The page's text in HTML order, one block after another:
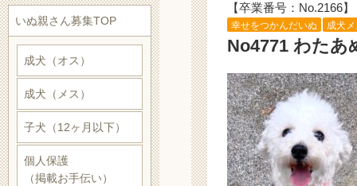
【卒業番号：No.2166】
幸せをつかんだいぬ 成犬
No4771 わたあ
いぬ親さん募集TOP
成犬（オス）
成犬（メス）
子犬（12ヶ月以下）
個人保護
（掲載お手伝い）